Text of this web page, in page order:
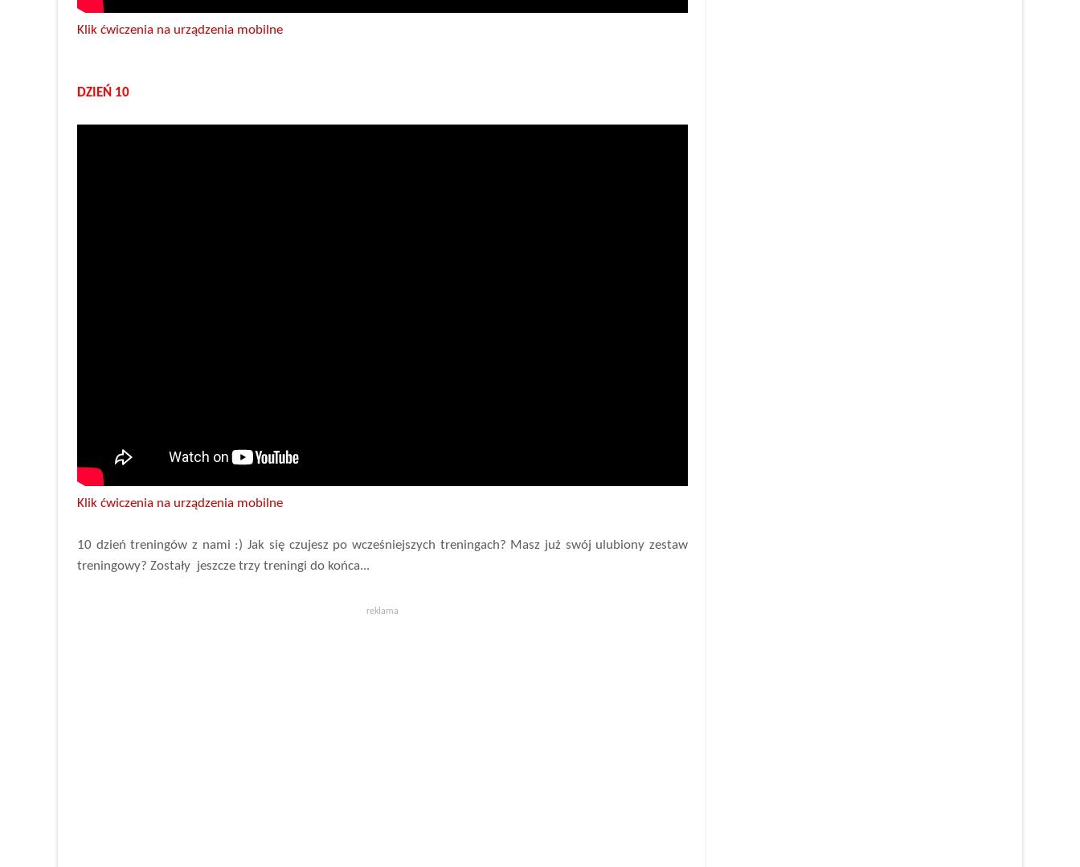
Klik ćwiczenia na urządzenia mobilne
DZIEŃ 10
Klik ćwiczenia na urządzenia mobilne
10 dzień treningów z nami :) Jak się czujesz po wcześniejszych treningach? Masz już swój ulubiony zestaw
treningowy? Zostały jeszcze trzy treningi do końca...
reklama